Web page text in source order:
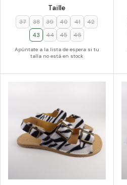
Taille
37 38 39 40 41
42
43
44 45 46
Apúntate a la lista de espera si tu
talla no está en stock